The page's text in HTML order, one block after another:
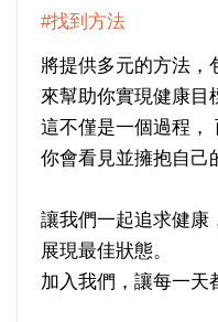
#找到方法
將提供多元的方法，
來幫助你實現健康目
這不僅是一個過程，
你會看見並擁抱自己
讓我們一起追求健康
展現最佳狀態。
加入我們，讓每一天